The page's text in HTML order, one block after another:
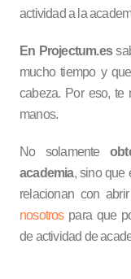
actividad a la
En Projectum.es
mucho tiempo y
cabeza. Por eso, te
manos.
No solamente
academia, sino que
relacionan con
nosotrospara que
de actividad de